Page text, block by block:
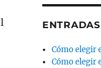
Cómo elegir
Cómo elegir